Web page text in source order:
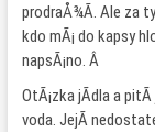
prodraÅ¾Ã­. Ale za
kdo mÃ¡ do kapsy
napsÃ¡no. Â
OtÃ¡zka jÃ­dla a
voda. JejÃ­